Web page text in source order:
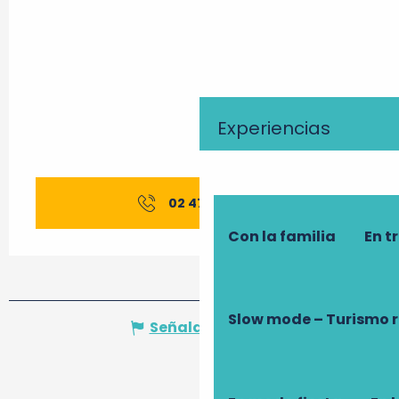
Experiencias
Con la familia En
Slow mode – Turismo
02 47 91 94
Señalar un error